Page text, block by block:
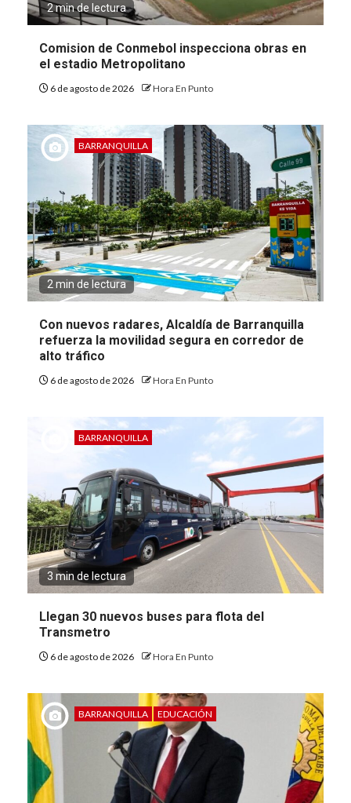
2 min de lectura
Comision de Conmebol inspecciona obras en
el estadio Metropolitano
6 de agosto de 2026 Hora En Punto
BARRANQUILLA
2 min de lectura
Con nuevos radares, Alcaldía de Barranquilla
refuerza la movilidad segura en corredor de
alto tráfico
6 de agosto de 2026 Hora En Punto
BARRANQUILLA
3 min de lectura
Llegan 30 nuevos buses para flota del
Transmetro
6 de agosto de 2026 Hora En Punto
BARRANQUILLA EDUCACIÓN